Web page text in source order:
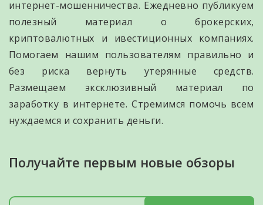
интернет-мошенничества. Ежедневно публикуем
полезный материал о брокерских,
криптовалютных и ивестиционных компаниях.
Помогаем нашим пользователям правильно и
без риска вернуть утерянные средств.
Размещаем эксклюзивный материал по
заработку в интернете. Стремимся помочь всем
нуждаемся и сохранить деньги.
Получайте первым новые обзоры